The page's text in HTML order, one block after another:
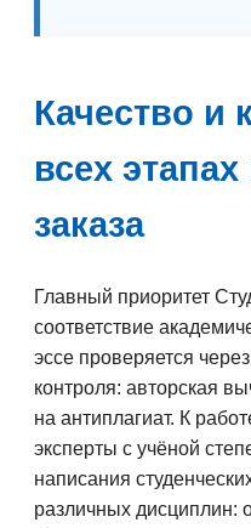
Качество и
всех
заказа
Главный приоритет
соответствие
эссе проверяется
контроля: авторская
на антиплагиат. К
эксперты с учёной
написания
различных дисциплин: